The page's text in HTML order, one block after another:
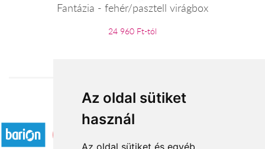
Az oldal sütiket
használ
Az oldal sütiket és egyéb
Fantázia - fehér/pasztell virágbox
24 960 Ft-tól
Elfogadott fizetési módok